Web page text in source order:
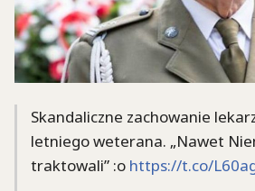
Skandaliczne zachowanie
letniego weterana. „Nawet
traktowali” :o https://t.co/